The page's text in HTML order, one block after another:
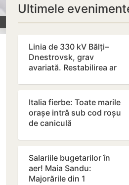
Ultimele
Linia de 330 kV Bălți–
Dnestrovsk, grav
avariată. Restabilirea ar
Italia fierbe: Toate marile
orașe intră sub cod roșu
de caniculă
Salariile bugetarilor în
aer! Maia Sandu:
Majorările din 1